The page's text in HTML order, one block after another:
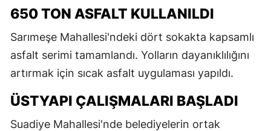
650 TON ASFALT KULLANILDI
Sarımeşe Mahallesi'ndeki dört sokakta kapsamlı
asfalt serimi tamamlandı. Yolların dayanıklılığını
artırmak için sıcak asfalt uygulaması yapıldı.
ÜSTYAPI ÇALIŞMALARI BAŞLADI
Suadiye Mahallesi'nde belediyelerin ortak